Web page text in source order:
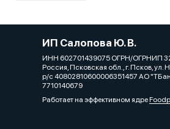
ИП Салопова Ю. В.
ИНН 602701439075 ОГРН/ОГРНИП
Россия, Псковская обл., г. Псков, ул.
р/с 40802810600006351457 АО
7710140679
Работает на эффективном ядре